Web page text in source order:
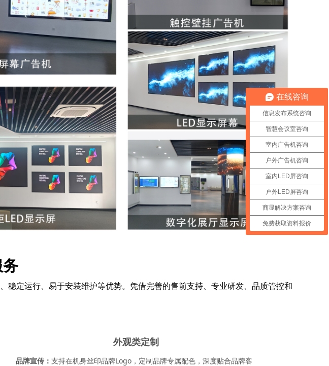
务
稳定运行、易于安装维护等优势。凭借完善的售前支持、专业研发、品质管控和
外观类定制
品牌宣传： 支持在机身丝印品牌Logo，定制品牌专属配色，深度贴合品牌客
在线咨询
信息发布系统咨询
智慧会议室咨询
室内广告机咨询
户外广告机咨询
室内LED屏咨询
户外LED屏咨询
商显解决方案咨询
免费获取资料报价